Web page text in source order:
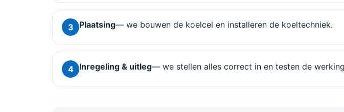
3 Plaatsing— we bouwen de koelcel en installeren de koeltechniek.
4 Inregeling & uitleg— we stellen alles correct in en testen de